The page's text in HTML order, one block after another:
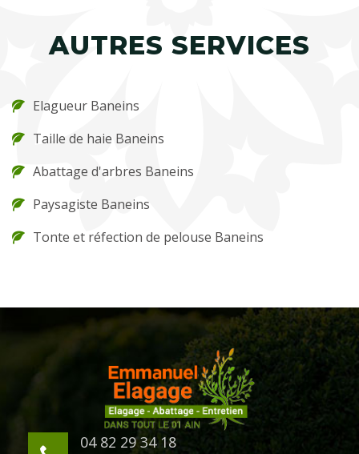
AUTRES SERVICES
Elagueur Baneins
Taille de haie Baneins
Abattage d'arbres Baneins
Paysagiste Baneins
Tonte et réfection de pelouse Baneins
04 82 29 34 18